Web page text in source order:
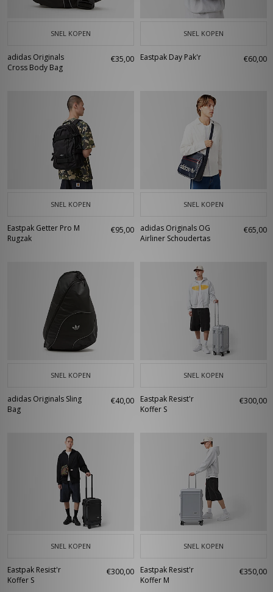
SNEL KOPEN
adidas Originals
Cross Body Bag
€35,00
SNEL KOPEN
Eastpak Day Pak'r €60,00
SNEL KOPEN
Eastpak Getter Pro M
Rugzak
€95,00
SNEL KOPEN
adidas Originals OG
Airliner Schoudertas
€65,00
SNEL KOPEN
adidas Originals Sling
Bag
€40,00
SNEL KOPEN
Eastpak Resist'r
Koffer S
€300,00
SNEL KOPEN
Eastpak Resist'r
Koffer S
€300,00
SNEL KOPEN
Eastpak Resist'r
Koffer M
€350,00